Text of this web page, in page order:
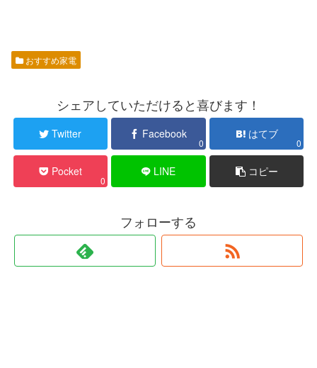
おすすめ家電
シェアしていただけると喜びます！
Twitter Facebook
0
はてブ
0
Pocket
0
LINE コピー
フォローする